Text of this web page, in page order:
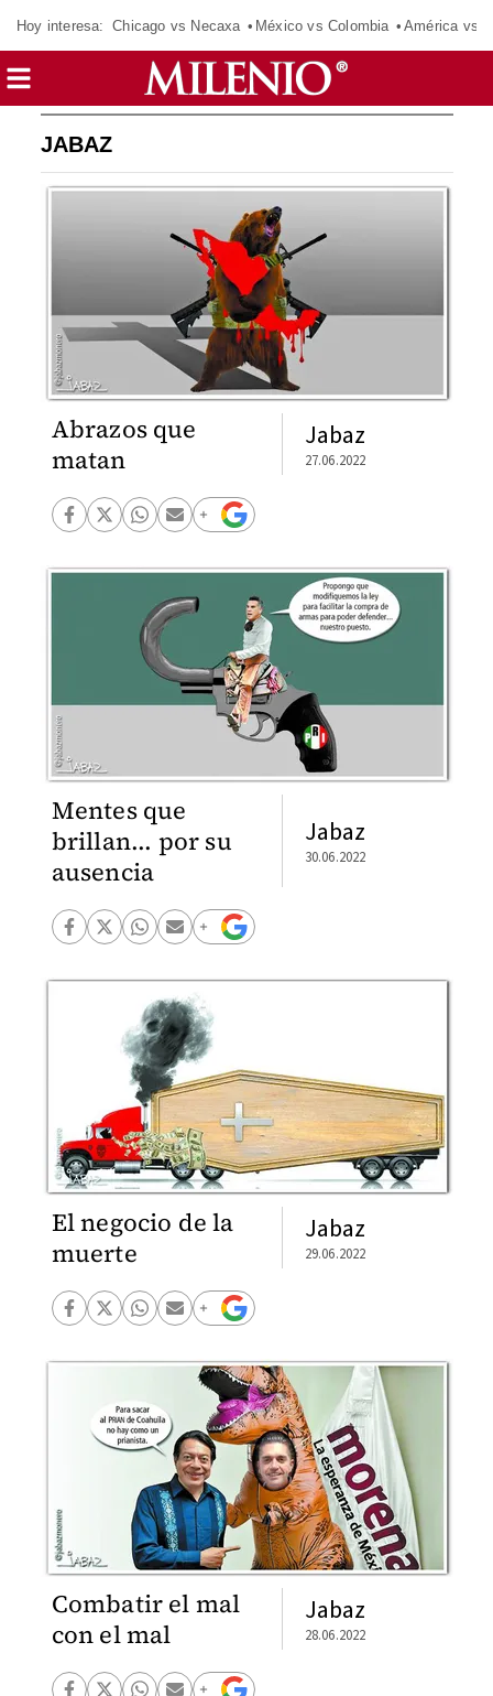
Hoy interesa: Chicago vs Necaxa México vs Colombia América vs
JABAZ
Abrazos que
matan
Jabaz
27.06.2022
Mentes que
brillan... por su
ausencia
Jabaz
30.06.2022
El negocio de la
muerte
Jabaz
29.06.2022
Combatir el mal
con el mal
Jabaz
28.06.2022